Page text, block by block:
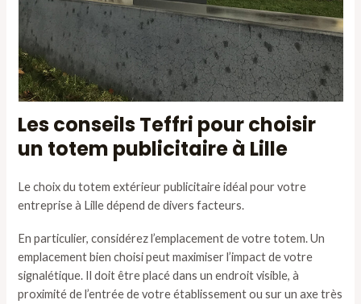
Les conseils Teffri pour choisir
un totem publicitaire à Lille
Le choix du totem extérieur publicitaire idéal pour votre
entreprise à Lille dépend de divers facteurs.
En particulier, considérez l’emplacement de votre totem. Un
emplacement bien choisi peut maximiser l’impact de votre
signalétique. Il doit être placé dans un endroit visible, à
proximité de l’entrée de votre établissement ou sur un axe très